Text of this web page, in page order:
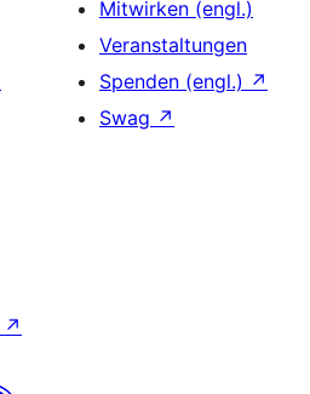
Mitwirken (engl.)
Veranstaltungen
Spenden (engl.) ↗
Swag ↗
↗